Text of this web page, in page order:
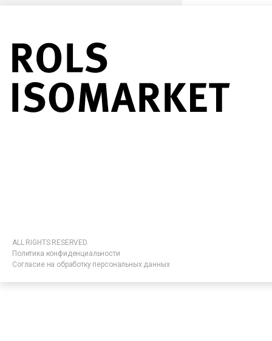
ALL RIGHTS RESERVED.
Политика конфиденциальности
Согласие на обработку персональных данных